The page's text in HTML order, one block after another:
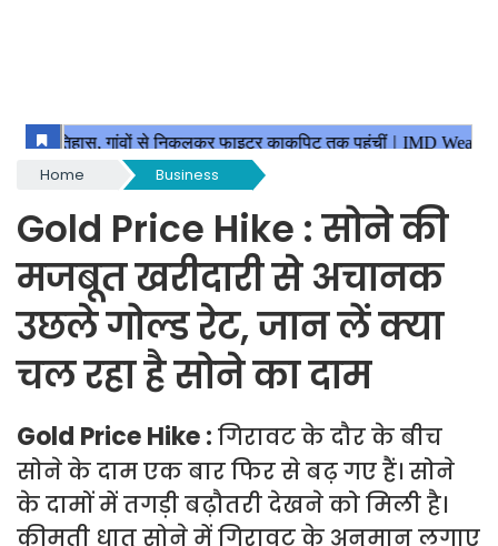
Home Business
Gold Price Hike : सोने की
मजबूत खरीदारी से अचानक
उछले गोल्ड रेट, जान लें क्या
चल रहा है सोने का दाम
Gold Price Hike : गिरावट के दौर के बीच
सोने के दाम एक बार फिर से बढ़ गए हैं। सोने
के दामों में तगड़ी बढ़ौतरी देखने को मिली है।
कीमती धातु सोने में गिरावट के अनुमान लगाए